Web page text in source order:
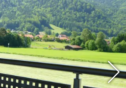
wie der
der Bayerischen
Ruhpolding und
zur Verfügung. So
in vollen Zügen
von vielen